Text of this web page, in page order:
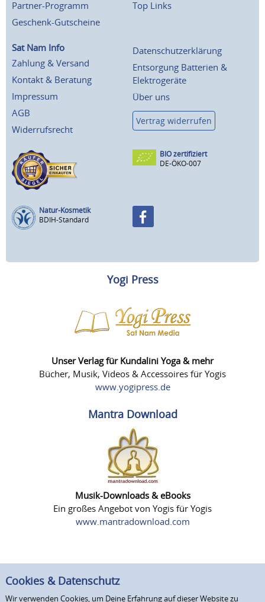
Partner-Programm
Geschenk-Gutscheine
Top Links
Sat Nam Info
Zahlung & Versand
Kontakt & Beratung
Impressum
AGB
Widerrufsrecht
Datenschutzerklärung
Entsorgung Batterien &
Elektrogeräte
Über uns
Vertrag widerrufen
BIO zertifiziert
DE-ÖKO-007
Natur-Kosmetik
BDIH-Standard
Yogi Press
Unser Verlag für Kundalini Yoga & mehr
Bücher, Musik, Videos & Accessoires für Yogis
www.yogipress.de
Mantra Download
Musik-Downloads & eBooks
Ein großes Angebot von Yogis für Yogis
www.mantradownload.com
Cookies & Datenschutz
Wir verwenden Cookies, um Deine Erfahrung auf dieser Website zu